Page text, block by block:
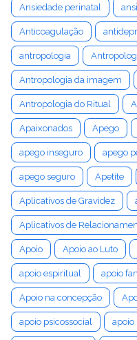
Ansiedade perinatal
Anticoagulação
antropologia
Antropologia da imagem
Antropologia do Ritual
Apaixonados Apego
apego inseguro apego
apego seguro Apetite
Aplicativos de Gravidez
Aplicativos de
Apoio Apoio ao Luto
apoio espiritual apoio
Apoio na concepção
apoio psicossocial apoio